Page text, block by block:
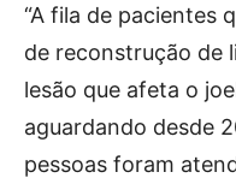
“A fila de pacientes
de reconstrução de
lesão que afeta o
aguardando desde
pessoas foram